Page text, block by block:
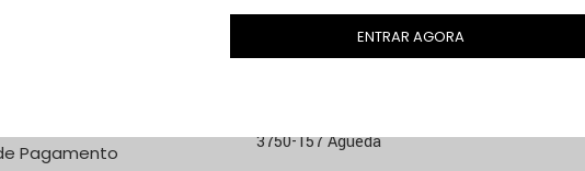
Pagamento
3750-157 Águeda
ENTRAR AGORA